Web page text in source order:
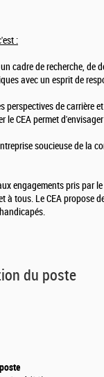
:
cadre de recherche, de
avec un esprit de
perspectives de carrière
le CEA permet
soucieuse de la
engagements pris par
à tous. Le CEA propose
du poste